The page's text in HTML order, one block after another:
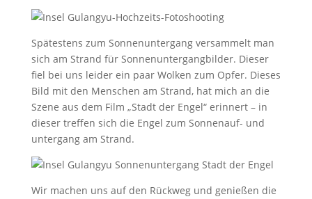
Spätestens zum Sonnenuntergang versammelt man
sich am Strand für Sonnenuntergangbilder. Dieser
fiel bei uns leider ein paar Wolken zum Opfer. Dieses
Bild mit den Menschen am Strand, hat mich an die
Szene aus dem Film „Stadt der Engel“ erinnert – in
dieser treffen sich die Engel zum Sonnenauf- und
untergang am Strand.
Wir machen uns auf den Rückweg und genießen die